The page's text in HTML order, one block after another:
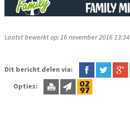
Laatst bewerkt op: 16 november 2016 13:34
Dit bericht delen via:
Opties: